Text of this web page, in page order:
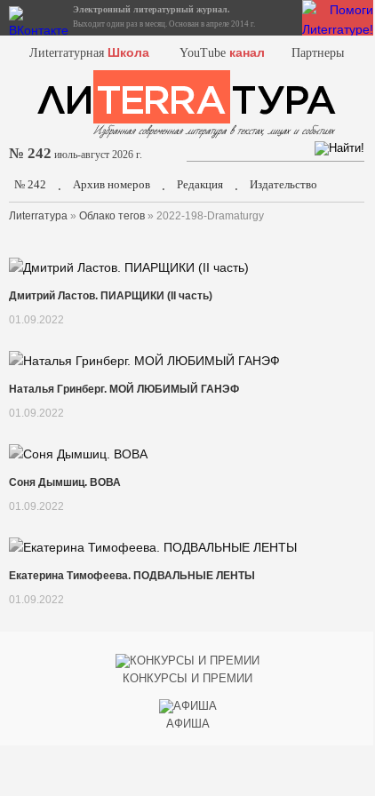
Электронный литературный журнал.
Выходит один раз в месяц. Основан в апреле 2014 г.
Лиterraтурная Школа YouTube канал Партнеры
№ 242 июль-август 2026 г.
№ 242 . Архив номеров . Редакция . Издательство
Лиterraтура » Облако тегов » 2022-198-Dramaturgy
Дмитрий Ластов. ПИАРЩИКИ (II часть)
01.09.2022
Наталья Гринберг. МОЙ ЛЮБИМЫЙ ГАНЭФ
01.09.2022
Соня Дымшиц. ВОВА
01.09.2022
Екатерина Тимофеева. ПОДВАЛЬНЫЕ ЛЕНТЫ
01.09.2022
КОНКУРСЫ И ПРЕМИИ
АФИША